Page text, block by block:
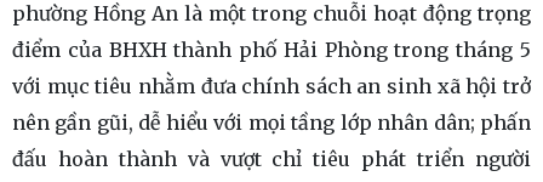
phường Hồng An là một trong chuỗi hoạt động trọng
điểm của BHXH thành phố Hải Phòng trong tháng 5
với mục tiêu nhằm đưa chính sách an sinh xã hội trở
nên gần gũi, dễ hiểu với mọi tầng lớp nhân dân; phấn
đấu hoàn thành và vượt chỉ tiêu phát triển người